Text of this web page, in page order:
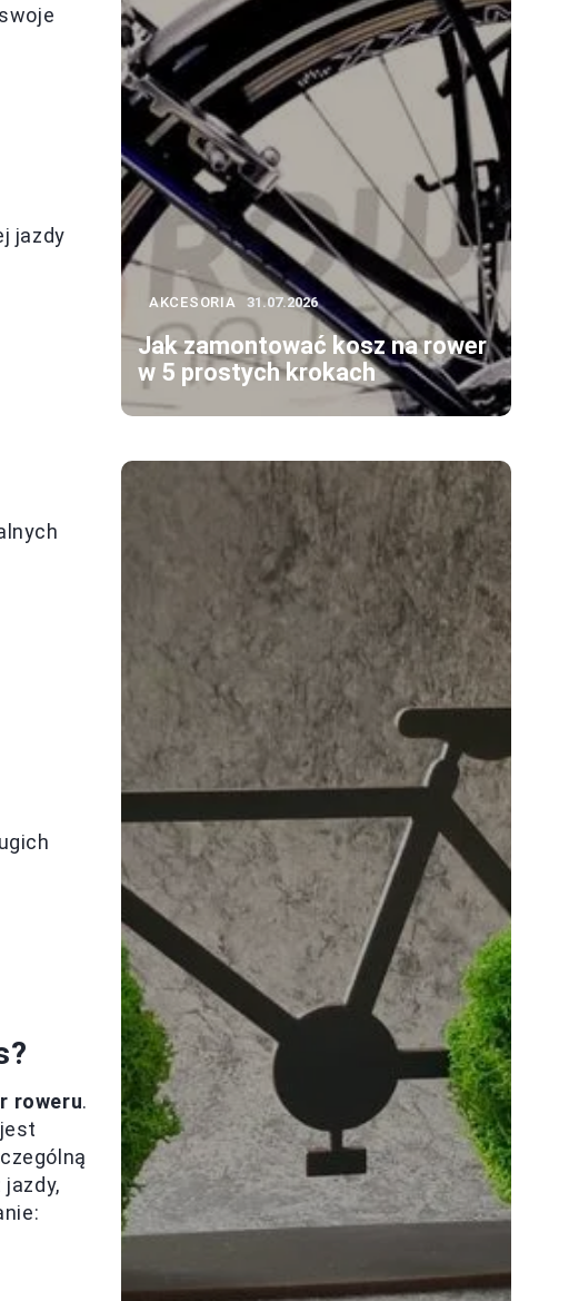
jazdy
roweru.
AKCESORIA 31.07.2026
Jak zamontować kosz na rower
w 5 prostych krokach